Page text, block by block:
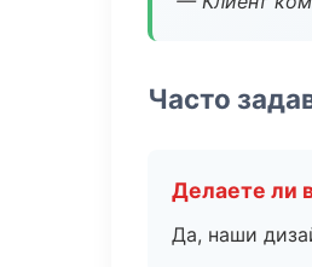
Часто
Делаете ли
Да, наши